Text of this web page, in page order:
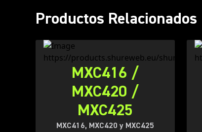
Productos Relacionados
MXC416 /
MXC420 /
MXC425
MXC416, MXC420 y MXC425